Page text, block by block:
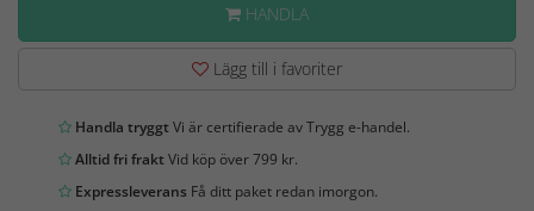
HANDLA
Lägg till i favoriter
Handla tryggtVi är certifierade av Trygg e-handel.
Alltid fri fraktVid köp över 799 kr.
Expressleverans Få ditt paket redan imorgon.